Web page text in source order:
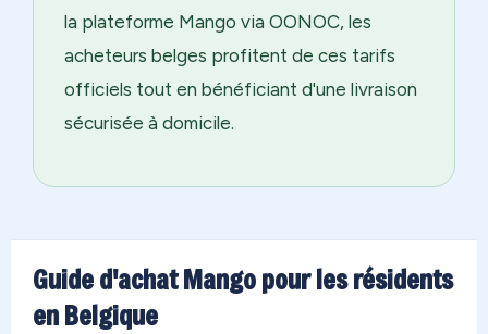
la plateforme Mango via OONOC, les
acheteurs belges profitent de ces tarifs
officiels tout en bénéficiant d'une livraison
sécurisée à domicile.
Guide d'achat Mango pour les résidents
en Belgique